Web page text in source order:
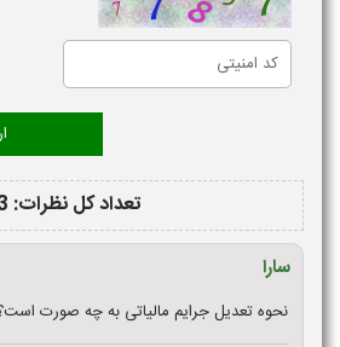
تعداد کل نظرات: 3
سارا
نحوه تعدیل جرایم مالیاتی به چه صورت